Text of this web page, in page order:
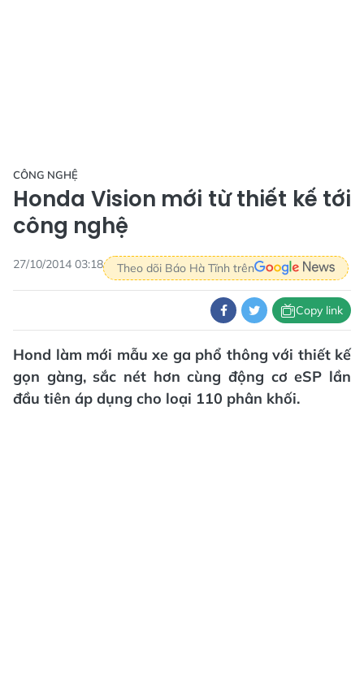
CÔNG NGHỆ
Honda Vision mới từ thiết kế tới
công nghệ
27/10/2014 03:18 Theo dõi Báo Hà Tĩnh trên
Copy link
Hond làm mới mẫu xe ga phổ thông với thiết kế
gọn gàng, sắc nét hơn cùng động cơ eSP lần
đầu tiên áp dụng cho loại 110 phân khối.